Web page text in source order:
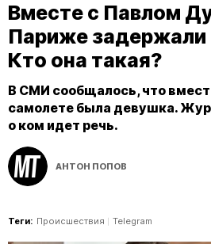
Вместе с Павлом
Париже
Кто она такая?
В СМИ сообщалось, что
самолете была девушка.
о ком идет речь.
АНТОН ПОПОВ
Теги: Происшествия Telegram